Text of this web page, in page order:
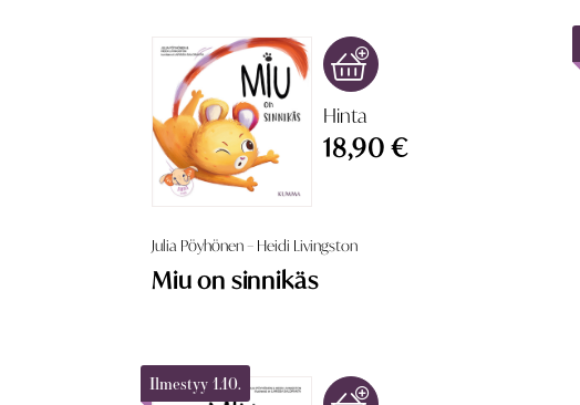
Hinta
18,90 €
Julia Pöyhönen – Heidi Livingston
Miu on sinnikäs
Ilmestyy 1.10.